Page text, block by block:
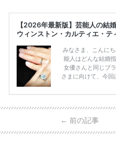
【2026年最新版】芸能人の結
ウィンストン・カルティエ・
みなさま、こんに
能人はどんな結婚
女優さんと同じブ
さまに向けて、今
ーウィンストンや
日本で人気のブラ
・愛用している芸
← 前の記事